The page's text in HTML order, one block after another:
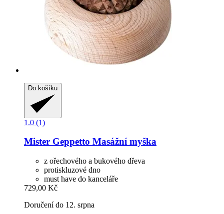
Do košíku
1.0 (1)
Mister Geppetto Masážní myška
z ořechového a bukového dřeva
protiskluzové dno
must have do kanceláře
729,00 Kč
Doručení do 12. srpna